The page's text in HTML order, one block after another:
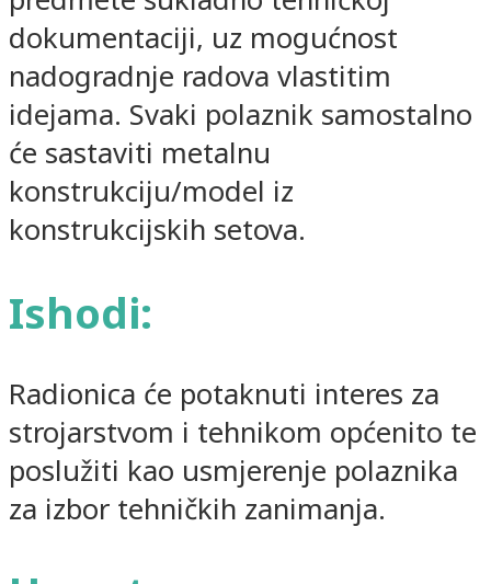
dokumentaciji, uz mogućnost
nadogradnje radova vlastitim
idejama. Svaki polaznik samostalno
će sastaviti metalnu
konstrukciju/model iz
konstrukcijskih setova.
Ishodi:
Radionica će potaknuti interes za
strojarstvom i tehnikom općenito te
poslužiti kao usmjerenje polaznika
za izbor tehničkih zanimanja.